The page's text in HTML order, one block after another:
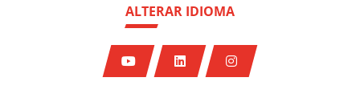
ALTERAR IDIOMA